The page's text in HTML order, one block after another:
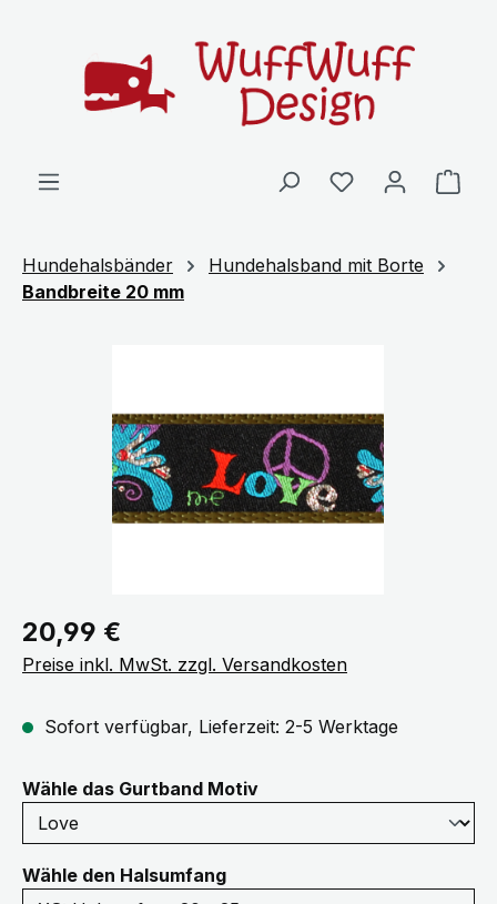
Hundehalsbänder
Hundehalsband mit Borte
Bandbreite 20 mm
Regulärer Preis:
20,99 €
Preise inkl. MwSt. zzgl. Versandkosten
Sofort verfügbar, Lieferzeit: 2-5 Werktage
Wähle das Gurtband Motivauswählen
Wähle den Halsumfangauswählen